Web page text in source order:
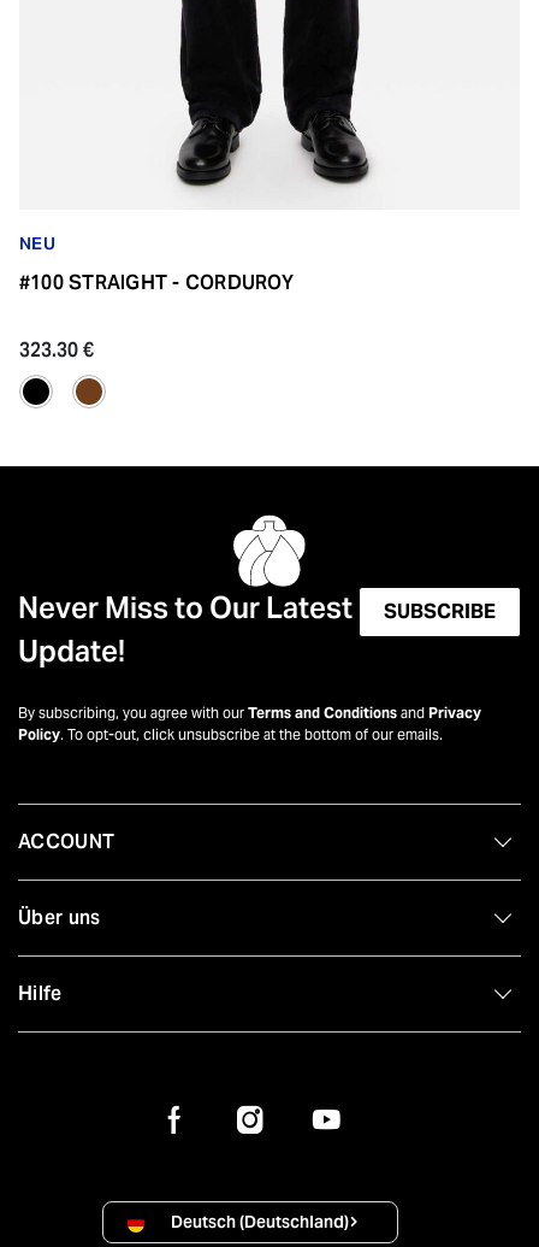
NEU
#100 STRAIGHT - CORDUROY
323.30 €
Never Miss to Our Latest
Update!
SUBSCRIBE
By subscribing, you agree with our Terms and Conditions and Privacy
Policy. To opt-out, click unsubscribe at the bottom of our emails.
ACCOUNT
Über uns
Hilfe
Deutsch (Deutschland)